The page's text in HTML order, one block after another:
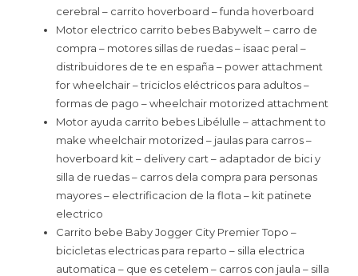
cerebral – carrito hoverboard – funda hoverboard
Motor electrico carrito bebes Babywelt – carro de
compra – motores sillas de ruedas – isaac peral –
distribuidores de te en españa – power attachment
for wheelchair – triciclos eléctricos para adultos –
formas de pago – wheelchair motorized attachment
Motor ayuda carrito bebes Libélulle – attachment to
make wheelchair motorized – jaulas para carros –
hoverboard kit – delivery cart – adaptador de bici y
silla de ruedas – carros dela compra para personas
mayores – electrificacion de la flota – kit patinete
electrico
Carrito bebe Baby Jogger City Premier Topo –
bicicletas electricas para reparto – silla electrica
automatica – que es cetelem – carros con jaula – silla